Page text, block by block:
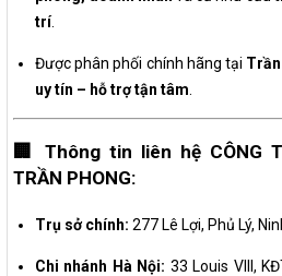
trí.
Được phân phối chính hãng tại
uy tín – hỗ trợ tận tâm
🏢 Thông tin liên hệ CÔNG
TRẦN PHONG:
Trụ sở chính: 277 Lê Lợi, Phủ Lý,
Chi nhánh Hà Nội: 33 Louis VIII,